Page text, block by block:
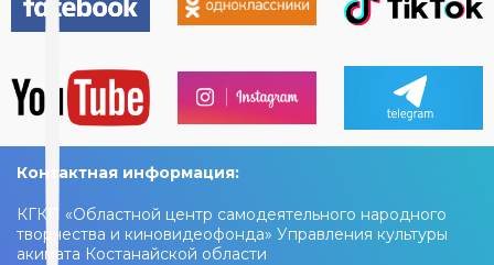
Контактная информация:
КГКП «Областной центр самодеятельного народного
творчества и киновидеофонда» Управления культуры
акимата Костанайской области